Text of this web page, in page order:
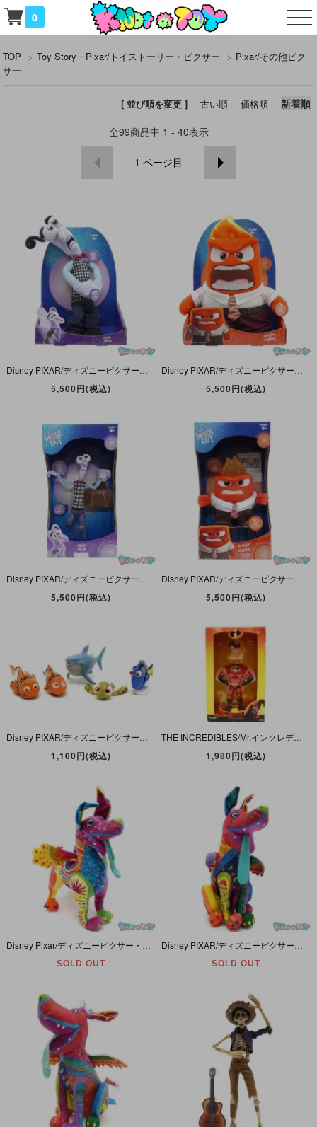
0
TOP > Toy Story・Pixar/トイストーリー・ピクサー > Pixar/その他ピク
サー
[ 並び順を変更 ] - 古い順 - 価格順 - 新着順
全99商品中 1 - 40表示
1 ページ目
5,500円(税込) 5,500円(税込)
5,500円(税込) 5,500円(税込)
1,100円(税込)
THE INCREDIBLES/Mr.インクレディブル・トミーダイレクト・スーパーボブルヘッドドール 「Mr.Increbible/ミスターインクレディブル」
1,980円(税込)
SOLD OUT SOLD OUT